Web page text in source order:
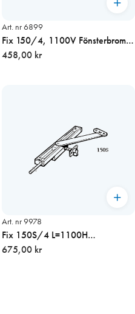
Art. nr 6899
Fix 150/4, 1100V Fönsterbroms
/ dörrbroms
458,00 kr
Art. nr 9978
Fix 150S/4 L=1100H
fönsterbroms / dörrbroms
675,00 kr